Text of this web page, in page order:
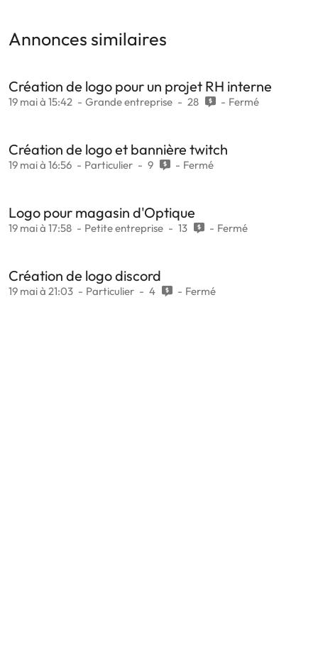
Annonces similaires
Création de logo pour un projet RH interne
19 mai à 15:42 Grande entreprise 28 Fermé
Création de logo et bannière twitch
19 mai à 16:56 Particulier 9 Fermé
Logo pour magasin d'Optique
19 mai à 17:58 Petite entreprise 13 Fermé
Création de logo discord
19 mai à 21:03 Particulier 4 Fermé